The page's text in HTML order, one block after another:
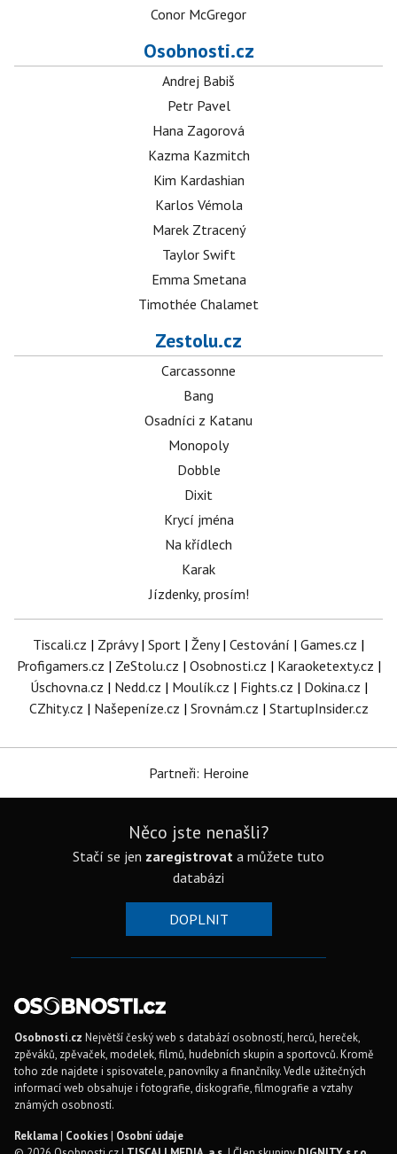
Conor McGregor
Osobnosti.cz
Andrej Babiš
Petr Pavel
Hana Zagorová
Kazma Kazmitch
Kim Kardashian
Karlos Vémola
Marek Ztracený
Taylor Swift
Emma Smetana
Timothée Chalamet
Zestolu.cz
Carcassonne
Bang
Osadníci z Katanu
Monopoly
Dobble
Dixit
Krycí jména
Na křídlech
Karak
Jízdenky, prosím!
Tiscali.cz | Zprávy| Sport | Ženy| Cestování | Games.cz |
Profigamers.cz | ZeStolu.cz | Osobnosti.cz | Karaoketexty.cz |
Úschovna.cz | Nedd.cz | Moulík.cz | Fights.cz | Dokina.cz |
CZhity.cz | Našepeníze.cz | Srovnám.cz | StartupInsider.cz
Partneři: Heroine
Něco jste nenašli?
Stačí se jen zaregistrovat a můžete tuto
databázi
DOPLNIT
Osobnosti.cz Největší český web s databází osobností, herců, hereček,
zpěváků, zpěvaček, modelek, filmů, hudebních skupin a sportovců. Kromě
toho zde najdete i spisovatele, panovníky a finančníky. Vedle užitečných
informací web obsahuje i fotografie, diskografie, filmografie a vztahy
známých osobností.
Reklama| Cookies| Osobní údaje